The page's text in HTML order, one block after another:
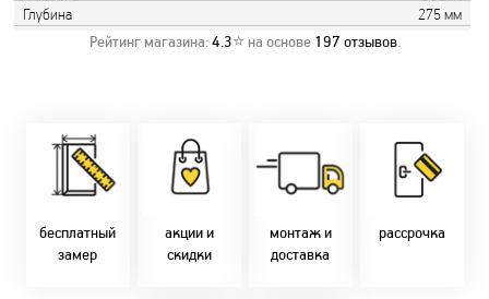
Глубина
275 мм
Рейтинг магазина:4.3⭐ на основе 197 отзывов.
бесплатный
замер
Замер бесплатно!
Оперативно!
День-в-день или
на следующий!
заказать по
10-40, (Viber)
акции и
скидки
Скидки:
-новоселам - 2%
-многодетным -
2%
наличными - 10%
монтаж и
доставка
фурнитуры.
Качественный
монтаж дверей,
окон и мебели.
Беларуси.
В удобное для Вас
рассрочка
Микс
2-36 мес
Магнит-5 мес.
Смарт - 4 мес.
FUN - 4 мес.